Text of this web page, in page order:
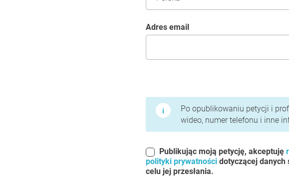
Adres email
Warunki użytkowania i polityka
Po opublikowaniu petycji i
wideo, numer telefonu i inne
Publikując moją petycję, akceptuję
polityki prywatności dotyczącej
celu jej przesłania.